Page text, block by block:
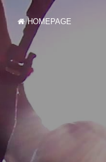
HOMEPAGE